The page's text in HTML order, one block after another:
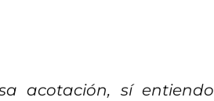
acotación, sí entiendo